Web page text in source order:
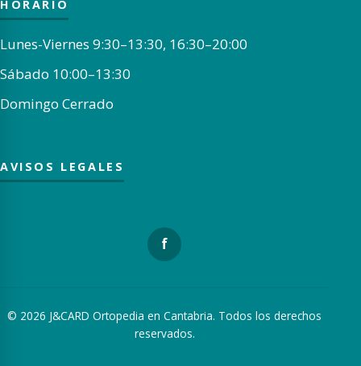
HORARIO
Lunes-Viernes 9:30–13:30, 16:30–20:00
Sábado 10:00–13:30
Domingo Cerrado
AVISOS LEGALES
f
© 2026 J&CARD Ortopedia en Cantabria. Todos los derechos
reservados.